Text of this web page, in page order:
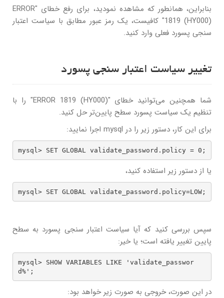
بنابراین، همانطور که مشاهده نمودید، برای رفع خطای "ERROR
1819 (HY000)" کافیست، یک رمز عبور مطابق با سیاست اعتبار
سنجی پسورد فعلی وارد کنید.
تغییر سیاست اعتبار سنجی پسورد
شما همچنین می‌توانید خطای "ERROR 1819 (HY000)" را با
تنظیم یک سیاست پسورد سطح پایین‌تر حل کنید.
برای این کار، دستور زیر را در mysql اجرا نمایید:
mysql> SET GLOBAL validate_password.policy = 0;
یا از دستور زیر استفاده کنید،
mysql> SET GLOBAL validate_password.policy=LOW;
سپس بررسی کنید که آیا سیاست اعتبار سنجی پسورد به سطح
پایین تغییر یافته است؛ یا خیر:
mysql> SHOW VARIABLES LIKE 'validate_passwor
d%';
در این صورت، خروجی به صورت زیر خواهد بود: